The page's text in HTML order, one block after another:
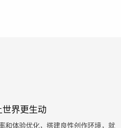
界更生动
和体验优化，搭建良性创作环境，就